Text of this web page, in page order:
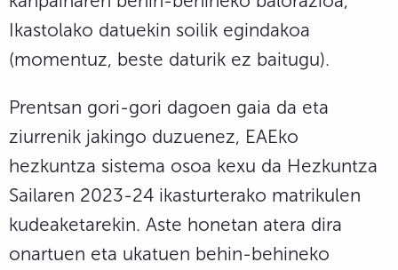
Ikastolako datuekin soilik egindakoa
(momentuz, beste daturik ez baitugu).
Prentsan gori-gori dagoen gaia da eta
ziurrenik jakingo duzuenez, EAEko
hezkuntza sistema osoa kexu da Hezkuntza
Sailaren 2023-24 ikasturterako matrikulen
kudeaketarekin. Aste honetan atera dira
onartuen eta ukatuen behin-behineko